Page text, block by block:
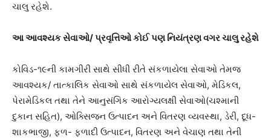
ચાલુ રહેશે.
આ આવશ્યક સેવાઓ/ પ્રવૃત્તિઓ કોઈ પણ નિયંત્રણ વગર ચાલુ રહેશે
કોવિડ-૧૯ની કામગીરી સાથે સીધી રીતે સંકળાયેલા સેવાઓ તેમજ
આવશ્યક/ તાત્કાલિક સેવાઓ સાથે સંકળાયેલ સેવાઓ, મેડિકલ,
પેરામેડિકલ તથા તેને આનુસંગિક આરોગ્યલક્ષી સેવાઓ(ચશ્માની
દુકાન સહિત), ઓક્સિજન ઉત્પાદન અને વિતરણ વ્યવસ્થા, ડેરી, દૂધ-
શાકભાજી, ફળ- ફળાદી ઉત્પાદન, વિતરણ અને વેચાણ તથા તેની